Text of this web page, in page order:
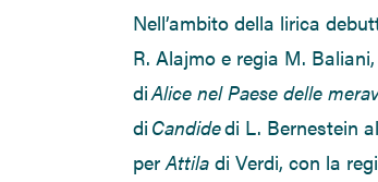
Nell’ambito della lirica
R. Alajmo e regia M. Baliani,
diAlice nel Paese delle
di Candidedi L. Bernestein
perAttila di Verdi, con la